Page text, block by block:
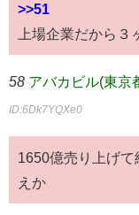
>>51
上場企業だから
58 アバカビル(東京
ID:6Dk7YQXe0
1650億売り上げ
えか